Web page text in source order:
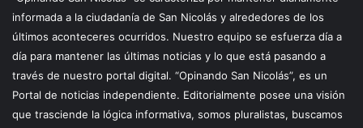
informada a la ciudadanía de San Nicolás y alrededores de los
últimos aconteceres ocurridos. Nuestro equipo se esfuerza día a
día para mantener las últimas noticias y lo que está pasando a
través de nuestro portal digital. “Opinando San Nicolás”, es un
Portal de noticias independiente. Editorialmente posee una visión
que trasciende la lógica informativa, somos pluralistas, buscamos